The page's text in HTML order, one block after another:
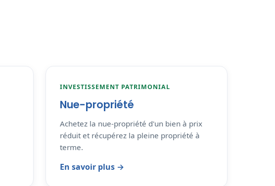
INVESTISSEMENT PATRIMONIAL
Nue-propriété
Achetez la nue-propriété d'un bien à prix
réduit et récupérez la pleine propriété à
terme.
En savoir plus →